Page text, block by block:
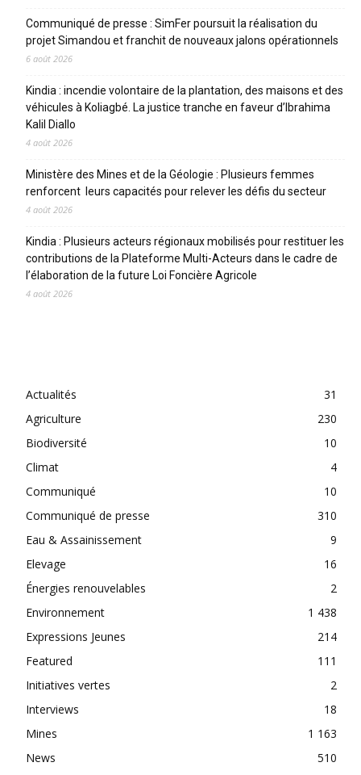
Communiqué de presse : SimFer poursuit la réalisation du
projet Simandou et franchit de nouveaux jalons opérationnels
6 août 2026
Kindia : incendie volontaire de la plantation, des maisons et des
véhicules à Koliagbé. La justice tranche en faveur d’Ibrahima
Kalil Diallo
4 août 2026
Ministère des Mines et de la Géologie : Plusieurs femmes
renforcent leurs capacités pour relever les défis du secteur
4 août 2026
Kindia : Plusieurs acteurs régionaux mobilisés pour restituer les
contributions de la Plateforme Multi-Acteurs dans le cadre de
l’élaboration de la future Loi Foncière Agricole
4 août 2026
Actualités
31
Agriculture
230
Biodiversité
10
Climat
4
Communiqué
10
Communiqué de presse
310
Eau & Assainissement
9
Elevage
16
Énergies renouvelables
2
Environnement
1 438
Expressions Jeunes
214
Featured
111
Initiatives vertes
2
Interviews
18
Mines
1 163
News
510